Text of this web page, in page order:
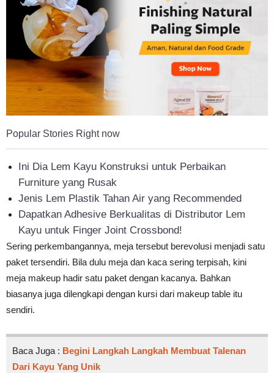
Popular Stories Right now
Ini Dia Lem Kayu Konstruksi untuk Perbaikan
Furniture yang Rusak
Jenis Lem Plastik Tahan Air yang Recommended
Dapatkan Adhesive Berkualitas di Distributor Lem
Kayu untuk Finger Joint Crossbond!
Sering perkembangannya, meja tersebut berevolusi menjadi satu
paket tersendiri. Bila dulu meja dan kaca sering terpisah, kini
meja makeup hadir satu paket dengan kacanya. Bahkan
biasanya juga dilengkapi dengan kursi dari makeup table itu
sendiri.
Baca Juga : Begini Langkah Langkah Membuat Talenan
Dari Kayu Yang Unik